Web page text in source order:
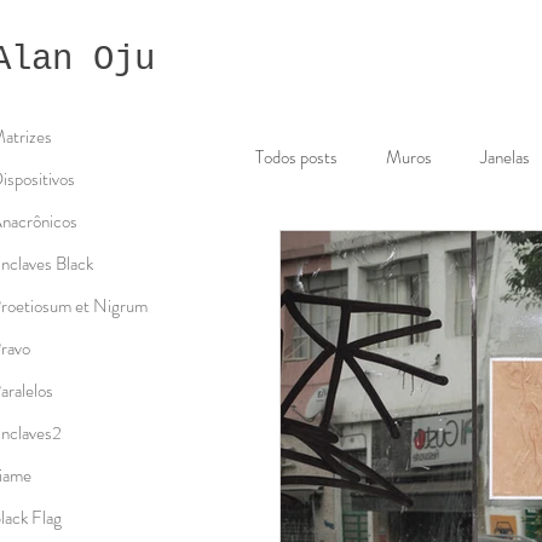
Oju
Todos posts Muros Janelas
Fragmentos Rua
Intervenção urbana
Black
et Nigrum
Flag